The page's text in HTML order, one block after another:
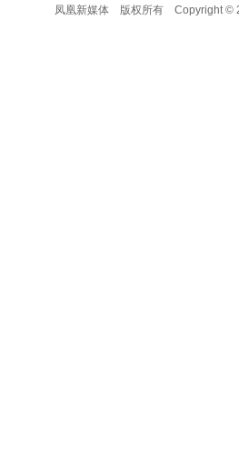
凤凰新媒体
版权所有 Copyright ©